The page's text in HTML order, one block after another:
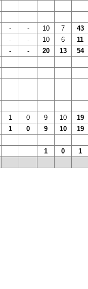
- - 10 7
43
- - 10 6
11
- - 20 13 54
1 0 9 10
19
1 0 9 10
19
1 0
1